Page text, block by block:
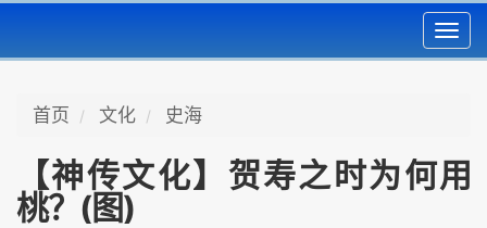
首页 文化 史海
【神传文化】贺寿之时为何用
桃？(图)